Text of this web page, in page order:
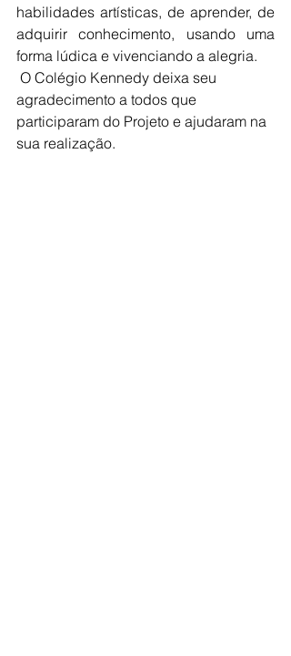
habilidades artísticas, de aprender, de
adquirir conhecimento, usando uma
forma lúdica e vivenciando a alegria.
O Colégio Kennedy deixa seu
agradecimento a todos que
participaram do Projeto e ajudaram na
sua realização.